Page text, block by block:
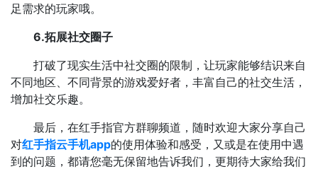
足需求的玩家哦。
6.拓展社交圈子
打破了现实生活中社交圈的限制，让玩家能够结识来自
不同地区、不同背景的游戏爱好者，丰富自己的社交生活，
增加社交乐趣。
最后，在红手指官方群聊频道，随时欢迎大家分享自己
对红手指云手机app的使用体验和感受，又或是在使用中遇
到的问题，都请您毫无保留地告诉我们，更期待大家给我们